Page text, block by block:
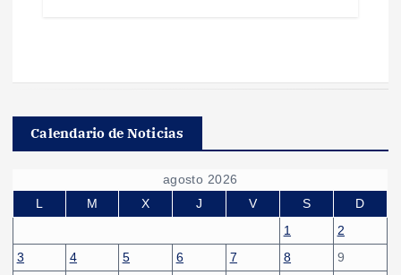
Calendario de Noticias
agosto 2026
L
M X J V S
D
1
2
3
4 5 6 7 8
9